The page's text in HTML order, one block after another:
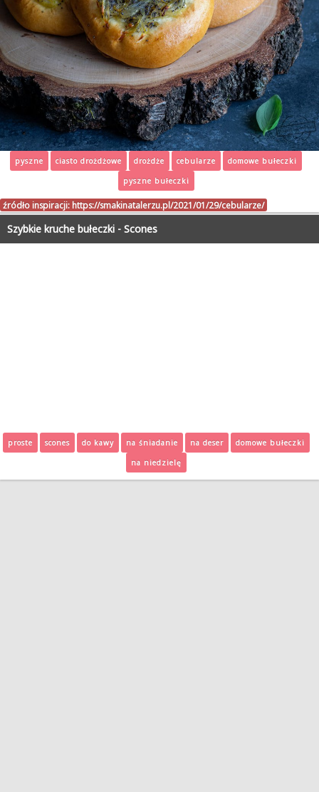
pyszne ciasto drożdżowe drożdże cebularze
domowe bułeczki
pyszne bułeczki
źródło inspiracji: https://smakinatalerzu.pl/2021/01/29/cebularze/
Szybkie kruche bułeczki - Scones
proste scones do kawy na śniadanie na deser
domowe bułeczki
na niedzielę